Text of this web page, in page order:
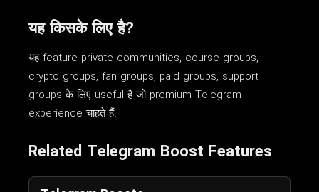
यह किसके लिए है?
यह feature private communities, course groups,
crypto groups, fan groups, paid groups, support
groups के लिए useful है जो premium Telegram
experience चाहते हैं.
Related Telegram Boost Features